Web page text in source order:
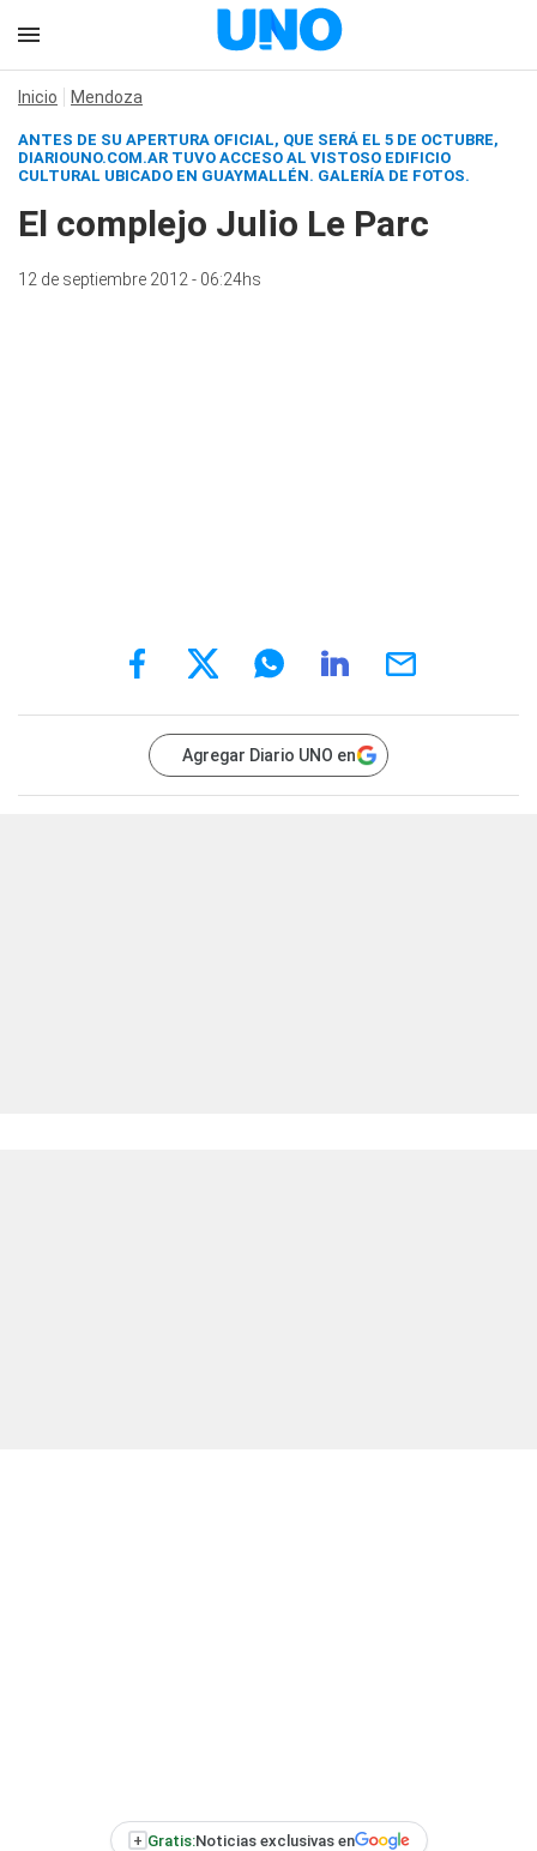
Inicio Mendoza
ANTES DE SU APERTURA OFICIAL, QUE SERÁ EL 5 DE OCTUBRE,
DIARIOUNO.COM.AR TUVO ACCESO AL VISTOSO EDIFICIO
CULTURAL UBICADO EN GUAYMALLÉN. GALERÍA DE FOTOS.
El complejo Julio Le Parc
12 de septiembre 2012 - 06:24hs
Agregar Diario UNO en
+ Gratis:Noticias exclusivas en